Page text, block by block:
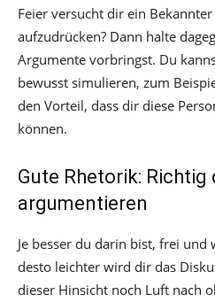
Feier versucht dir ein
aufzudrücken? Dann halte
Argumente vorbringst. Du
bewusst simulieren, zum
den Vorteil, dass dir diese
können.
Gute Rhetorik:
argumentieren
Je besser du darin bist, frei und
desto leichter wird dir das
dieser Hinsicht noch Luft nach